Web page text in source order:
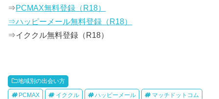
⇒PCMAX無料登録（R18）
⇒ハッピーメール無料登録（R18）
⇒イククル無料登録（R18）
地域別の出会い方
PCMAX イククル ハッピーメール マッチドットコム